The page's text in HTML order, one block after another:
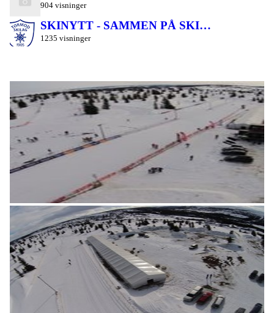
904 visninger
SKINYTT - SAMMEN PÅ SKI…
1235 visninger